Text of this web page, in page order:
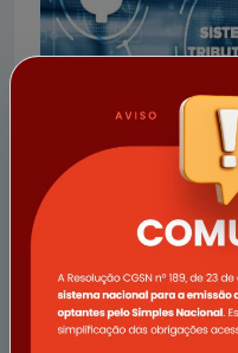
Atualização do
Indisponibilidade
A Prefeitura Municipal